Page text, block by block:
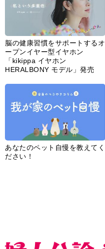
脳の健康習慣をサポートするオ
ープンイヤー型イヤホン
「kikippa イヤホン
HERALBONY モデル」発売
あなたのペット自慢を教えてく
ださい！